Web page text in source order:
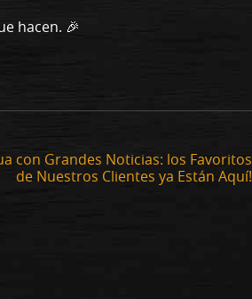
hacen. 🎉
con Grandes Noticias: los Favoritos
de Nuestros Clientes ya Están Aquí!